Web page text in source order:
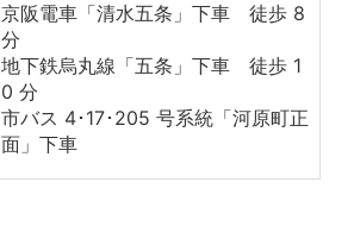
京阪電車「清水五条」下車 徒歩 8
分
地下鉄烏丸線「五条」下車 徒歩 1
0 分
市バス 4･17･205 号系統「河原町正
面」下車